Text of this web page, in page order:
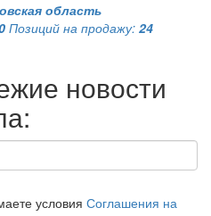
область
Позиций на продажу: 24
новости
условия Соглашения на